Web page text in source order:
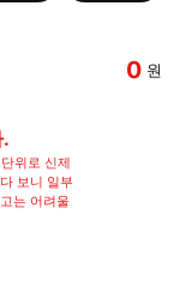
0 원
위로 신제
보니 일부
는 어려울